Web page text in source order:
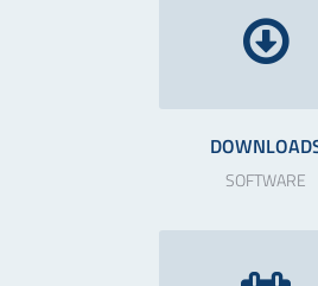
SOFTWARE